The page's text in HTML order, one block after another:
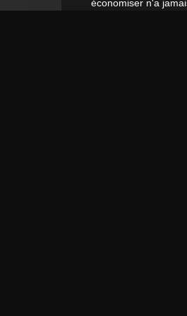
économiser n'a